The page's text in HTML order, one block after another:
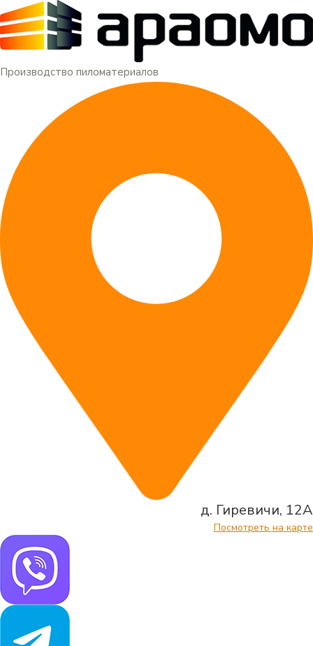
Производство пиломатериалов
д. Гиревичи, 12А
Посмотреть на карте
Меню
Перейти
к
содержимому